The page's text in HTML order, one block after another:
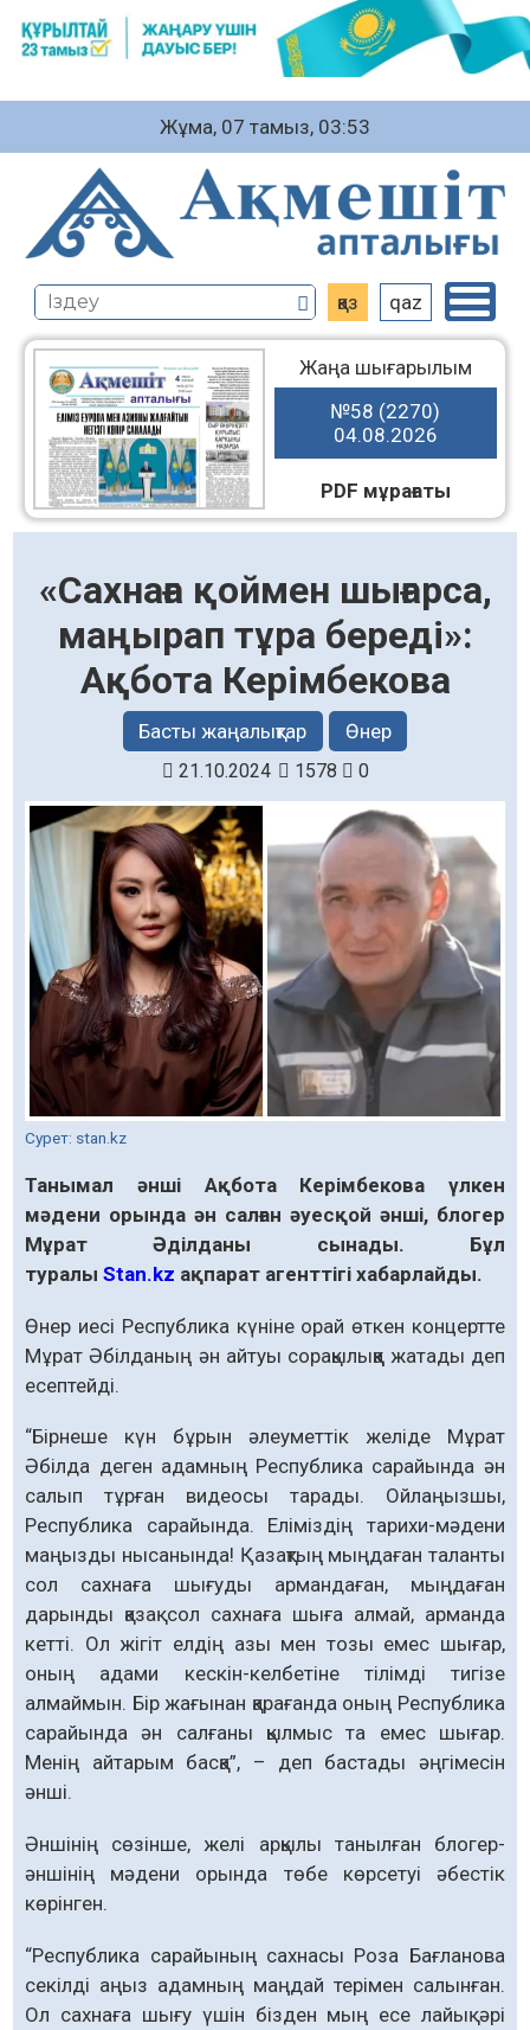
Жұма, 07 тамыз, 03:53
қаз qaz
Жаңа шығарылым
№58 (2270)
04.08.2026
PDF мұрағаты
«Сахнаға қоймен шығарса,
маңырап тұра береді»:
Ақбота Керімбекова
Басты жаңалықтар Өнер
21.10.2024 1578 0
Сурет: stan.kz
Танымал әнші Ақбота Керімбекова үлкен
мәдени орында ән салған әуесқой әнші, блогер
Мұрат Әділданы сынады. Бұл
туралыStan.kz ақпарат агенттігі хабарлайды.
Өнер иесі Республика күніне орай өткен концертте
Мұрат Әбілданың ән айтуы сорақылыққа жатады деп
есептейді.
“Бірнеше күн бұрын әлеуметтік желіде Мұрат
Әбілда деген адамның Республика сарайында ән
салып тұрған видеосы тарады. Ойлаңызшы,
Республика сарайында. Еліміздің тарихи-мәдени
маңызды нысанында! Қазақтың мыңдаған таланты
сол сахнаға шығуды армандаған, мыңдаған
дарынды қазақ сол сахнаға шыға алмай, арманда
кетті. Ол жігіт елдің азы мен тозы емес шығар,
оның адами кескін-келбетіне тілімді тигізе
алмаймын. Бір жағынан қарағанда оның Республика
сарайында ән салғаны қылмыс та емес шығар.
Менің айтарым басқа”, – деп бастады әңгімесін
әнші.
Әншінің сөзінше, желі арқылы танылған блогер-
әншінің мәдени орында төбе көрсетуі әбестік
көрінген.
“Республика сарайының сахнасы Роза Бағланова
секілді аңыз адамның маңдай терімен салынған.
Ол сахнаға шығу үшін бізден мың есе лайық әрі